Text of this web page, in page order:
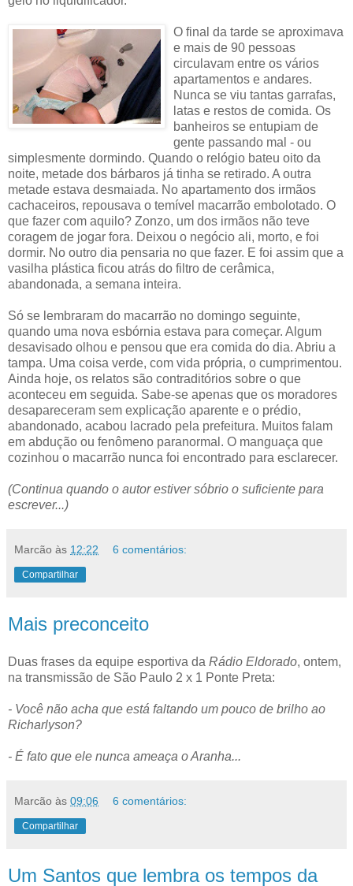
O final da tarde se aproximava
e mais de 90 pessoas
circulavam entre os vários
apartamentos e andares.
Nunca se viu tantas garrafas,
latas e restos de comida. Os
banheiros se entupiam de
gente passando mal - ou
simplesmente dormindo. Quando o relógio bateu oito da
noite, metade dos bárbaros já tinha se retirado. A outra
metade estava desmaiada. No apartamento dos irmãos
cachaceiros, repousava o temível macarrão embolotado. O
que fazer com aquilo? Zonzo, um dos irmãos não teve
coragem de jogar fora. Deixou o negócio ali, morto, e foi
dormir. No outro dia pensaria no que fazer. E foi assim que a
vasilha plástica ficou atrás do filtro de cerâmica,
abandonada, a semana inteira.
Só se lembraram do macarrão no domingo seguinte,
quando uma nova esbórnia estava para começar. Algum
desavisado olhou e pensou que era comida do dia. Abriu a
tampa. Uma coisa verde, com vida própria, o cumprimentou.
Ainda hoje, os relatos são contraditórios sobre o que
aconteceu em seguida. Sabe-se apenas que os moradores
desapareceram sem explicação aparente e o prédio,
abandonado, acabou lacrado pela prefeitura. Muitos falam
em abdução ou fenômeno paranormal. O manguaça que
cozinhou o macarrão nunca foi encontrado para esclarecer.
(Continua quando o autor estiver sóbrio o suficiente para
escrever...)
Marcão às 12:22 6 comentários:
Compartilhar
Mais preconceito
Duas frases da equipe esportiva da Rádio Eldorado, ontem,
na transmissão de São Paulo 2 x 1 Ponte Preta:
- Você não acha que está faltando um pouco de brilho ao
Richarlyson?
- É fato que ele nunca ameaça o Aranha...
Marcão às 09:06 6 comentários:
Compartilhar
Um Santos que lembra os tempos da